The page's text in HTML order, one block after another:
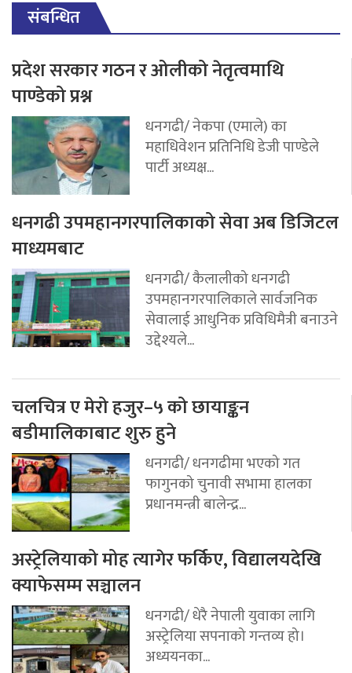
संबन्धित
प्रदेश सरकार गठन र ओलीको नेतृत्वमाथि
पाण्डेको प्रश्न
धनगढी/ नेकपा (एमाले) का
महाधिवेशन प्रतिनिधि डेजी पाण्डेले
पार्टी अध्यक्ष...
धनगढी उपमहानगरपालिकाको सेवा अब डिजिटल
माध्यमबाट
धनगढी/ कैलालीको धनगढी
उपमहानगरपालिकाले सार्वजनिक
सेवालाई आधुनिक प्रविधिमैत्री बनाउने
उद्देश्यले...
चलचित्र ए मेरो हजुर–५ को छायाङ्कन
बडीमालिकाबाट शुरु हुने
धनगढी/ धनगढीमा भएको गत
फागुनको चुनावी सभामा हालका
प्रधानमन्त्री बालेन्द्र...
अस्ट्रेलियाको मोह त्यागेर फर्किए, विद्यालयदेखि
क्याफेसम्म सञ्चालन
धनगढी/ धेरै नेपाली युवाका लागि
अस्ट्रेलिया सपनाको गन्तव्य हो।
अध्ययनका...